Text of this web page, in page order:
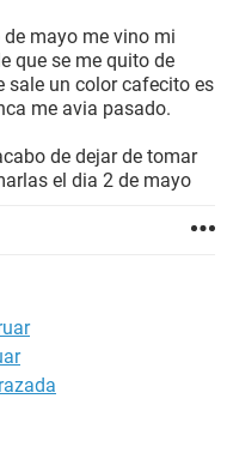
mayo me vino mi
que se me quito de
sale un color cafecito es
me avia pasado.
de dejar de tomar
el dia 2 de mayo